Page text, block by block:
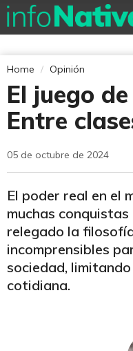
Home Opinión
El juego
Entre
05 de octubre de 2024
El poder real en el
muchas
relegado la
incomprensibles
sociedad,
cotidiana.